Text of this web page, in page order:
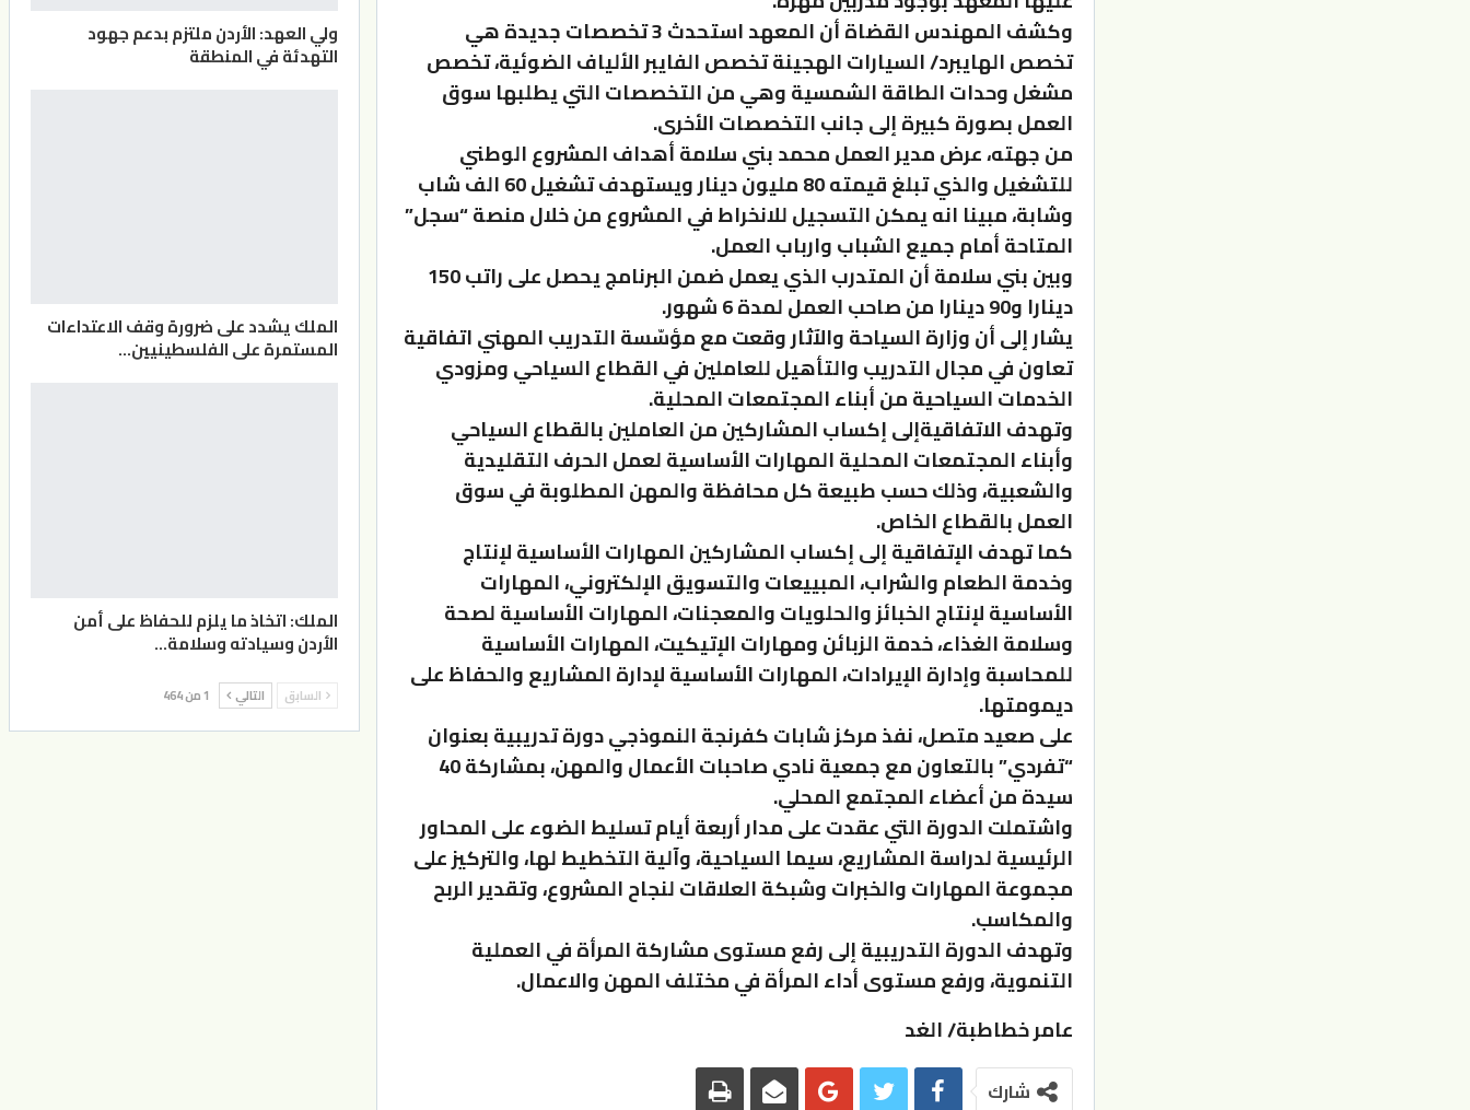
وكشف المهندس القضاة أن المعهد استحدث 3 تخصصات جديدة هي
تخصص الهايبرد/ السيارات الهجينة تخصص الفايبر الألياف الضوئية، تخصص
مشغل وحدات الطاقة الشمسية وهي من التخصصات التي يطلبها سوق
العمل بصورة كبيرة إلى جانب التخصصات الأخرى.
من جهته، عرض مدير العمل محمد بني سلامة أهداف المشروع الوطني
للتشغيل والذي تبلغ قيمته 80 مليون دينار ويستهدف تشغيل 60 الف شاب
وشابة، مبينا انه يمكن التسجيل للانخراط في المشروع من خلال منصة “سجل”
المتاحة أمام جميع الشباب وارباب العمل.
وبين بني سلامة أن المتدرب الذي يعمل ضمن البرنامج يحصل على راتب 150
دينارا و90 دينارا من صاحب العمل لمدة 6 شهور.
يشار إلى أن وزارة السياحة والآثار وقعت مع مؤسّسة التدريب المهني اتفاقية
تعاون في مجال التدريب والتأهيل للعاملين في القطاع السياحي ومزودي
الخدمات السياحية من أبناء المجتمعات المحلية.
وتهدف الاتفاقيةإلى إكساب المشاركين من العاملين بالقطاع السياحي
وأبناء المجتمعات المحلية المهارات الأساسية لعمل الحرف التقليدية
والشعبية، وذلك حسب طبيعة كل محافظة والمهن المطلوبة في سوق
العمل بالقطاع الخاص.
كما تهدف الإتفاقية إلى إكساب المشاركين المهارات الأساسية لإنتاج
وخدمة الطعام والشراب، المبييعات والتسويق الإلكتروني، المهارات
الأساسية لإنتاج الخبائز والحلويات والمعجنات، المهارات الأساسية لصحة
وسلامة الغذاء، خدمة الزبائن ومهارات الإتيكيت، المهارات الأساسية
للمحاسبة وإدارة الإيرادات، المهارات الأساسية لإدارة المشاريع والحفاظ على
ديمومتها.
على صعيد متصل، نفذ مركز شابات كفرنجة النموذجي دورة تدريبية بعنوان
“تفردي” بالتعاون مع جمعية نادي صاحبات الأعمال والمهن، بمشاركة 40
سيدة من أعضاء المجتمع المحلي.
واشتملت الدورة التي عقدت على مدار أربعة أيام تسليط الضوء على المحاور
الرئيسية لدراسة المشاريع، سيما السياحية، وآلية التخطيط لها، والتركيز على
مجموعة المهارات والخبرات وشبكة العلاقات لنجاح المشروع، وتقدير الربح
والمكاسب.
وتهدف الدورة التدريبية إلى رفع مستوى مشاركة المرأة في العملية
التنموية، ورفع مستوى أداء المرأة في مختلف المهن والاعمال.
عامر خطاطبة/ الغد
شارك
ولي العهد: الأردن ملتزم بدعم جهود
التهدئة في المنطقة
الملك يشدد على ضرورة وقف الاعتداءات
المستمرة على الفلسطينيين…
الملك: اتخاذ ما يلزم للحفاظ على أمن
الأردن وسيادته وسلامة…
السابق التالي 1 من 464